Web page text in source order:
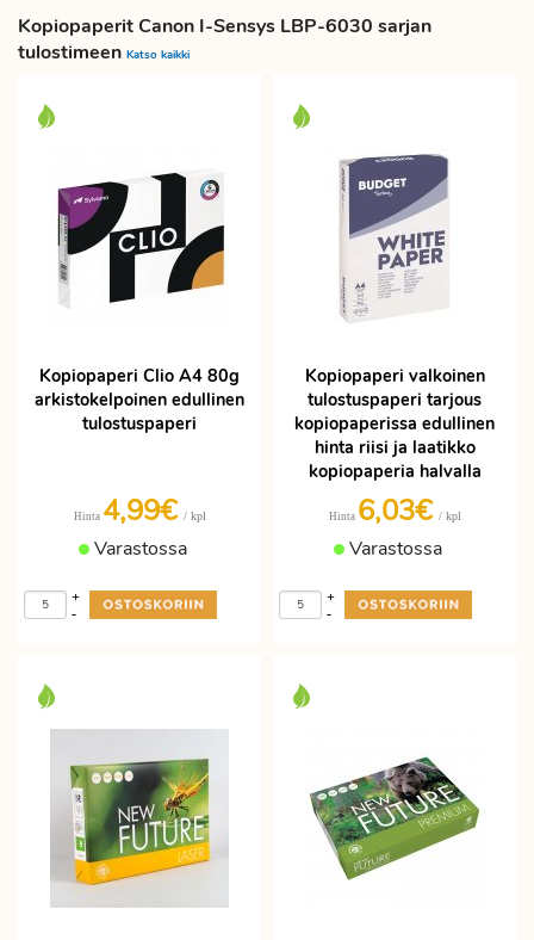
Kopiopaperit Canon I-Sensys LBP-6030 sarjan
tulostimeen Katso kaikki
Kopiopaperi Clio A4 80g
arkistokelpoinen edullinen
tulostuspaperi
Hinta 4,99€ / kpl
Varastossa
-
+
Kopiopaperi valkoinen
tulostuspaperi tarjous
kopiopaperissa edullinen
hinta riisi ja laatikko
kopiopaperia halvalla
Hinta 6,03€ / kpl
Varastossa
-
+